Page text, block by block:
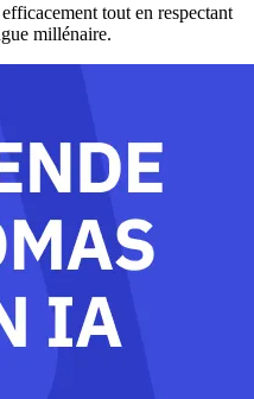
tout en respectant
millénaire.